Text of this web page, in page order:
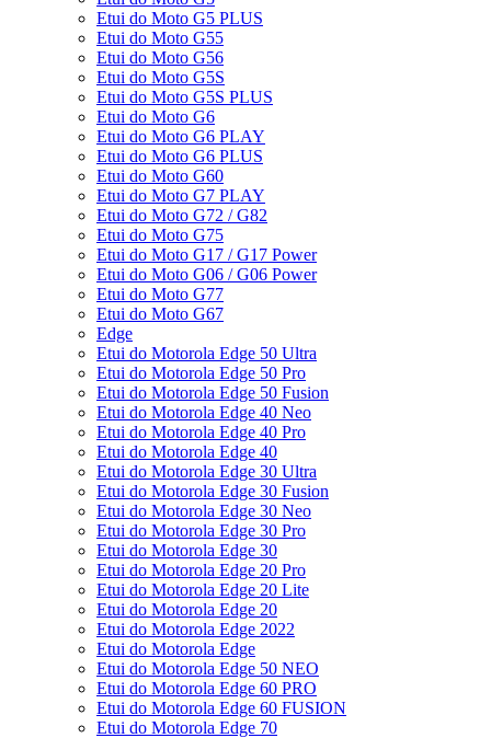
Etui do Moto G5 PLUS
Etui do Moto G55
Etui do Moto G56
Etui do Moto G5S
Etui do Moto G5S PLUS
Etui do Moto G6
Etui do Moto G6 PLAY
Etui do Moto G6 PLUS
Etui do Moto G60
Etui do Moto G7 PLAY
Etui do Moto G72 / G82
Etui do Moto G75
Etui do Moto G17 / G17 Power
Etui do Moto G06 / G06 Power
Etui do Moto G77
Etui do Moto G67
Edge
Etui do Motorola Edge 50 Ultra
Etui do Motorola Edge 50 Pro
Etui do Motorola Edge 50 Fusion
Etui do Motorola Edge 40 Neo
Etui do Motorola Edge 40 Pro
Etui do Motorola Edge 40
Etui do Motorola Edge 30 Ultra
Etui do Motorola Edge 30 Fusion
Etui do Motorola Edge 30 Neo
Etui do Motorola Edge 30 Pro
Etui do Motorola Edge 30
Etui do Motorola Edge 20 Pro
Etui do Motorola Edge 20 Lite
Etui do Motorola Edge 20
Etui do Motorola Edge 2022
Etui do Motorola Edge
Etui do Motorola Edge 50 NEO
Etui do Motorola Edge 60 PRO
Etui do Motorola Edge 60 FUSION
Etui do Motorola Edge 70